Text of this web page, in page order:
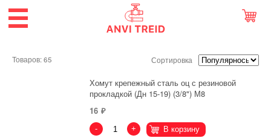
Товаров: 65 Сортировка
Хомут крепежный сталь оц с резиновой
прокладкой (Дн 15-19) (3/8") М8
16
- + В корзину